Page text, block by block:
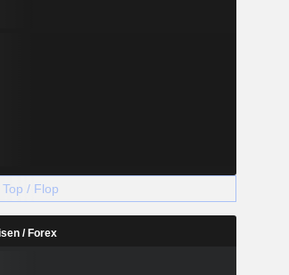
/ Flop
/ Forex